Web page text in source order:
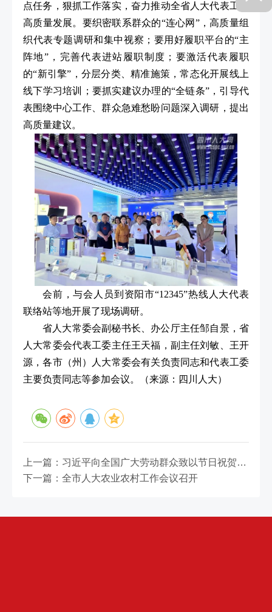
点任务，狠抓工作落实，奋力推动全省人大代表工作
高质量发展。要织密联系群众的“连心网”，高质量组
织代表专题调研和集中视察；要用好履职平台的“主
阵地”，完善代表进站履职制度；要激活代表履职
的“新引擎”，分层分类、精准施策，常态化开展线上
线下学习培训；要抓实建议办理的“全链条”，引导代
表围绕中心工作、群众急难愁盼问题深入调研，提出
高质量建议。
会前，与会人员到资阳市“12345”热线人大代表
联络站等地开展了现场调研。
省人大常委会副秘书长、办公厅主任邹自景，省
人大常委会代表工委主任王天福，副主任刘敏、王开
源，各市（州）人大常委会有关负责同志和代表工委
主要负责同志等参加会议。
（来源：四川人大）
上一篇：习近平向全国广大劳动群众致以节日祝贺和诚挚慰问
下一篇：全市人大农业农村工作会议召开